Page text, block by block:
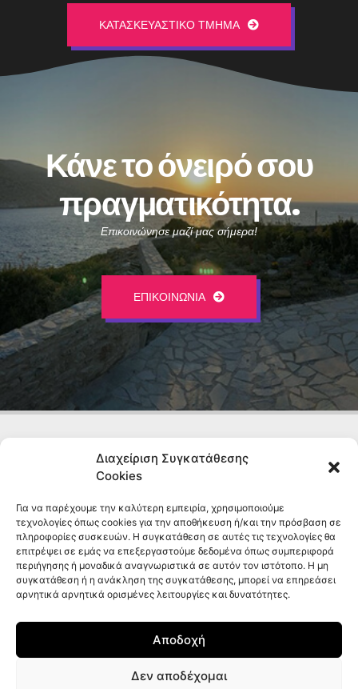
Διαχείριση Συγκατάθεσης
Cookies
Για να παρέχουμε την καλύτερη εμπειρία, χρησιμοποιούμε
τεχνολογίες όπως cookies για την αποθήκευση ή/και την πρόσβαση σε
πληροφορίες συσκευών. Η συγκατάθεση σε αυτές τις τεχνολογίες θα
επιτρέψει σε εμάς να επεξεργαστούμε δεδομένα όπως συμπεριφορά
περιήγησης ή μοναδικά αναγνωριστικά σε αυτόν τον ιστότοπο. Η μη
συγκατάθεση ή η ανάκληση της συγκατάθεσης, μπορεί να επηρεάσει
αρνητικά αρνητικά ορισμένες λειτουργίες και δυνατότητες.
Αποδοχή
Δεν αποδέχομαι
ΚΑΤΑΣΚΕΥΑΣΤΙΚΌ ΤΜΉΜΑ
Κάνε το όνειρό σου
πραγματικότητα.
Επικοινώνησε μαζί μας σήμερα!
ΕΠΙΚΟΙΝΩΝΊΑ
ΕΠΙΚΟΙΝΩΝΊΑ
+30 2810 233 798
+30 6974 767 654
info@2kk.gr
ΔΙΕΎΘΥΝΣΗ
Οδός 1866 αρ. 82
4ος όροφος
ΤΚ: 71201
Ηράκλειο Κρήτης
ΩΡΆΡΙΟ
09:30 - 14:00